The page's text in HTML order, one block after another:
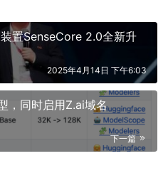
置SenseCore 2.0全新升
2025年4月14日 下午6:03
，同时启用Z.ai域名
下一篇